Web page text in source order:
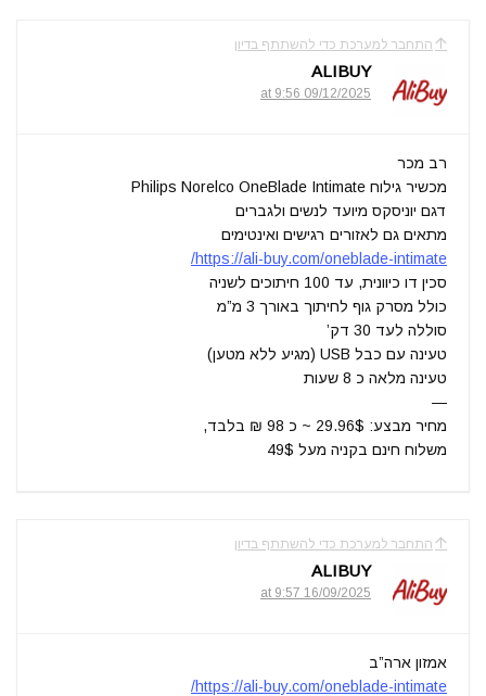
התחבר למערכת כדי להשתתף בדיון
ALIBUY
09/12/2025 at 9:56
רב מכר
מכשיר גילוח Philips Norelco OneBlade Intimate
דגם יוניסקס מיועד לנשים ולגברים
מתאים גם לאזורים רגישים ואינטימים
https://ali-buy.com/oneblade-intimate/
סכין דו כיוונית, עד 100 חיתוכים לשניה
כולל מסרק גוף לחיתוך באורך 3 מ”מ
סוללה לעד 30 דק’
טעינה עם כבל USB (מגיע ללא מטען)
טעינה מלאה כ 8 שעות
—
מחיר מבצע: 29.96$ ~ כ 98 ₪ בלבד,
משלוח חינם בקניה מעל 49$
התחבר למערכת כדי להשתתף בדיון
ALIBUY
16/09/2025 at 9:57
אמזון ארה”ב
https://ali-buy.com/oneblade-intimate/